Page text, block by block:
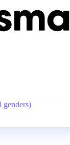
genders)